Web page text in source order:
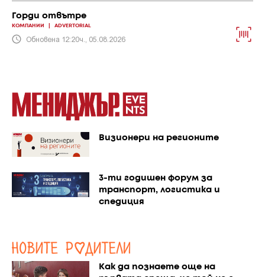
Горди отвътре
КОМПАНИИ ADVERTORIAL
Обновена 12:20ч., 05.08.2026
Визионери на регионите
3-ти годишен форум за
транспорт, логистика и
спедиция
Как да познаете още на